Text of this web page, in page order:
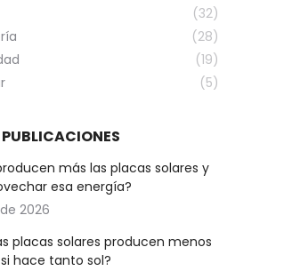
(32)
(28)
(19)
(5)
más las placas solares y
esa energía?
2026
placas solares producen menos
hace tanto sol?